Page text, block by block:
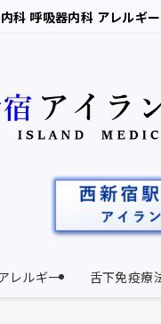
科 呼吸器内科 アレルギ
レルギー 舌下免疫療